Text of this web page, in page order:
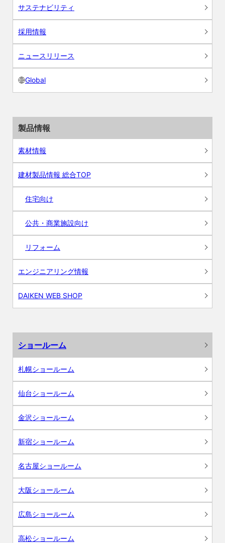
サステナビリティ
採用情報
ニュースリリース
Global
製品情報
素材情報
建材製品情報 総合TOP
住宅向け
公共・商業施設向け
リフォーム
エンジニアリング情報
DAIKEN WEB SHOP
ショールーム
札幌ショールーム
仙台ショールーム
金沢ショールーム
新宿ショールーム
名古屋ショールーム
大阪ショールーム
広島ショールーム
高松ショールーム